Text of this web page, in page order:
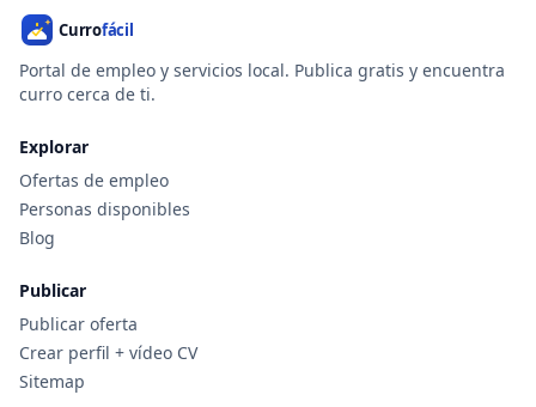
Portal de empleo y servicios local. Publica gratis y encuentra
curro cerca de ti.
Explorar
Ofertas de empleo
Personas disponibles
Blog
Publicar
Publicar oferta
Crear perfil + vídeo CV
Sitemap